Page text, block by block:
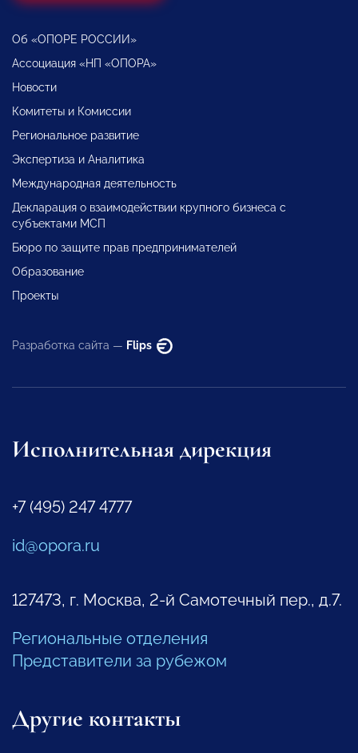
Об «ОПОРЕ РОССИИ»
Ассоциация «НП «ОПОРА»
Новости
Комитеты и Комиссии
Региональное развитие
Экспертиза и Аналитика
Международная деятельность
Декларация о взаимодействии крупного бизнеса с
субъектами МСП
Бюро по защите прав предпринимателей
Образование
Проекты
Разработка сайта — Flips
Исполнительная дирекция
+7 (495) 247 4777
id@opora.ru
127473, г. Москва, 2-й Самотечный пер., д.7.
Региональные отделения
Представители за рубежом
Другие контакты